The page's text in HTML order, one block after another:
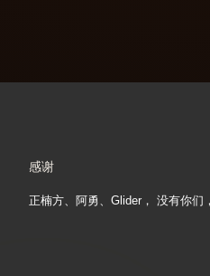
感谢
正楠方、阿勇、Glider， 没有你们